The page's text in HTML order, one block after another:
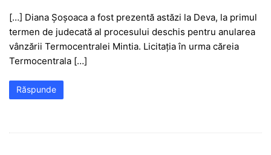
[…] Diana Șoșoaca a fost prezentă astăzi la Deva, la primul
termen de judecată al procesului deschis pentru anularea
vânzării Termocentralei Mintia. Licitația în urma căreia
Termocentrala […]
Răspunde